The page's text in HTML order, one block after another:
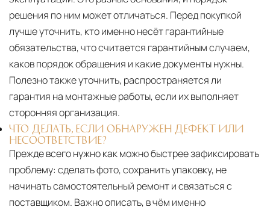
решения по ним может отличаться. Перед покупкой
лучше уточнить, кто именно несёт гарантийные
обязательства, что считается гарантийным случаем,
каков порядок обращения и какие документы нужны.
Полезно также уточнить, распространяется ли
гарантия на монтажные работы, если их выполняет
сторонняя организация.
ЧТО ДЕЛАТЬ, ЕСЛИ ОБНАРУЖЕН ДЕФЕКТ ИЛИ
НЕСООТВЕТСТВИЕ?
Прежде всего нужно как можно быстрее зафиксировать
проблему: сделать фото, сохранить упаковку, не
начинать самостоятельный ремонт и связаться с
поставщиком. Важно описать, в чём именно